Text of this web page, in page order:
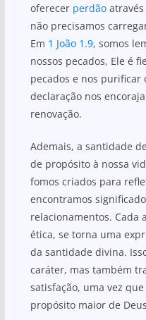
oferecer perdãoatravés
não precisamos
Em 1 João 1.9, somos
nossos pecados, Ele é
pecados e nos purificar
declaração nos
renovação.
Ademais, a santidade
de propósito à nossa
fomos criados para
encontramos
relacionamentos. Cada
ética, se torna uma
da santidade divina.
caráter, mas também
satisfação, uma vez
propósito maior de